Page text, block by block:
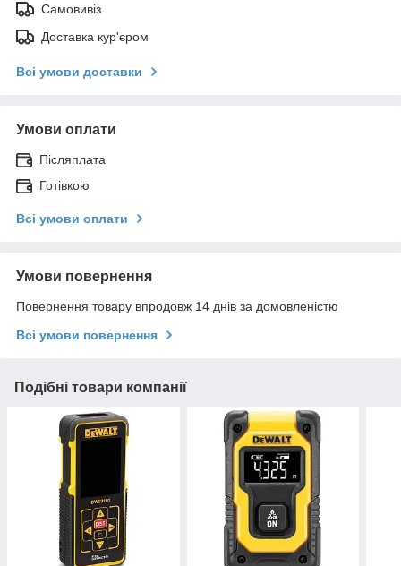
Самовивіз
Доставка кур'єром
Всі умови доставки
Умови оплати
Післяплата
Готівкою
Всі умови оплати
Умови повернення
Повернення товару впродовж 14 днів за домовленістю
Всі умови повернення
Подібні товари компанії